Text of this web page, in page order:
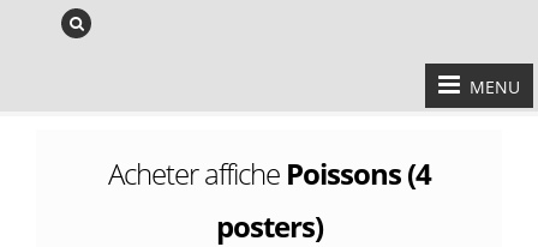
MENU
Acheter affiche Poissons (4
posters)